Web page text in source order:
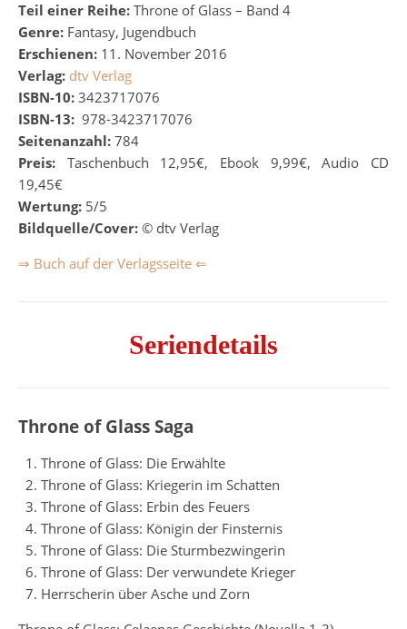
Teil einer Reihe: Throne of Glass – Band 4
Genre: Fantasy, Jugendbuch
Erschienen: 11. November 2016
Verlag: dtv Verlag
ISBN-10: 3423717076
ISBN-13: 978-3423717076
Seitenanzahl: 784
Preis: Taschenbuch 12,95€, Ebook 9,99€, Audio CD
19,45€
Wertung: 5/5
Bildquelle/Cover: © dtv Verlag
⇒ Buch auf der Verlagsseite ⇐
Seriendetails
Throne of Glass Saga
Throne of Glass: Die Erwählte
Throne of Glass: Kriegerin im Schatten
Throne of Glass: Erbin des Feuers
Throne of Glass: Königin der Finsternis
Throne of Glass: Die Sturmbezwingerin
Throne of Glass: Der verwundete Krieger
Herrscherin über Asche und Zorn